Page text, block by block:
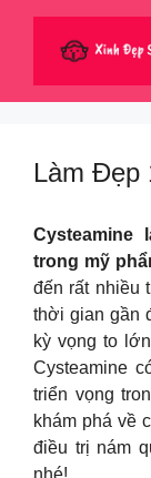
dung
Làm Đẹp
Cysteamine
trong mỹ
đến rất nhiều
thời gian gần
kỳ vọng to
Cysteamine
triển vọng
khám phá về
điều trị nám
nhé!